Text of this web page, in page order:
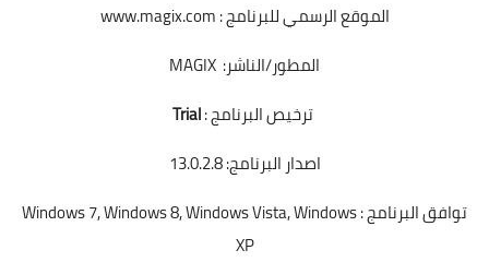
الموقع الرسمي للبرنامج :www.magix.com
المطور/الناشر: MAGIX
ترخيص البرنامج :Trial
اصدار البرنامج: 13.0.2.8
توافق البرنامج : Windows 7, Windows 8, Windows Vista, Windows
XP